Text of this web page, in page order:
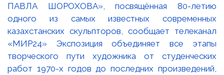
ПАВЛА ШОРОХОВА», посвящённая 80-летию
одного из самых известных современных
казахстанских скульпторов, сообщает телеканал
«МИР24» Экспозиция объединяет все этапы
творческого пути художника от студенческих
работ 1970-х годов до последних произведений,